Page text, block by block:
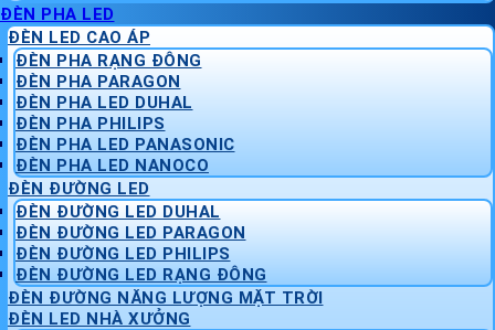
ĐÈN PHA LED
ĐÈN LED CAO ÁP
ĐÈN PHA RẠNG ĐÔNG
ĐÈN PHA PARAGON
ĐÈN PHA LED DUHAL
ĐÈN PHA PHILIPS
ĐÈN PHA LED PANASONIC
ĐÈN PHA LED NANOCO
ĐÈN ĐƯỜNG LED
ĐÈN ĐƯỜNG LED DUHAL
ĐÈN ĐƯỜNG LED PARAGON
ĐÈN ĐƯỜNG LED PHILIPS
ĐÈN ĐƯỜNG LED RẠNG ĐÔNG
ĐÈN ĐƯỜNG NĂNG LƯỢNG MẶT TRỜI
ĐÈN LED NHÀ XƯỞNG